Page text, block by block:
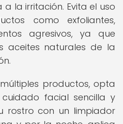
la irritación. Evita el uso
como exfoliantes,
agresivos, ya que
aceites naturales de la
productos, opta
facial sencilla y
rostro con un limpiador